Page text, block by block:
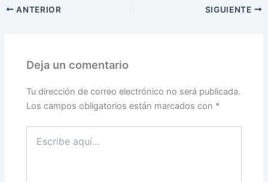
ANTERIOR SIGUIENTE
Deja un comentario
Tu dirección de correo electrónico no será publicada.
Los campos obligatorios están marcados con *
aquí...